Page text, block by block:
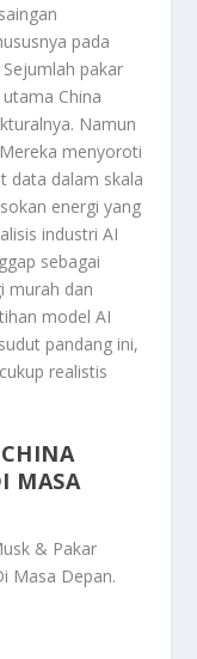
pada
pakar
China
Namun
menyoroti
data dalam skala
energi yang
industri AI
sebagai
murah dan
model AI
pandang ini,
realistis
MASA
& Pakar
Masa Depan.